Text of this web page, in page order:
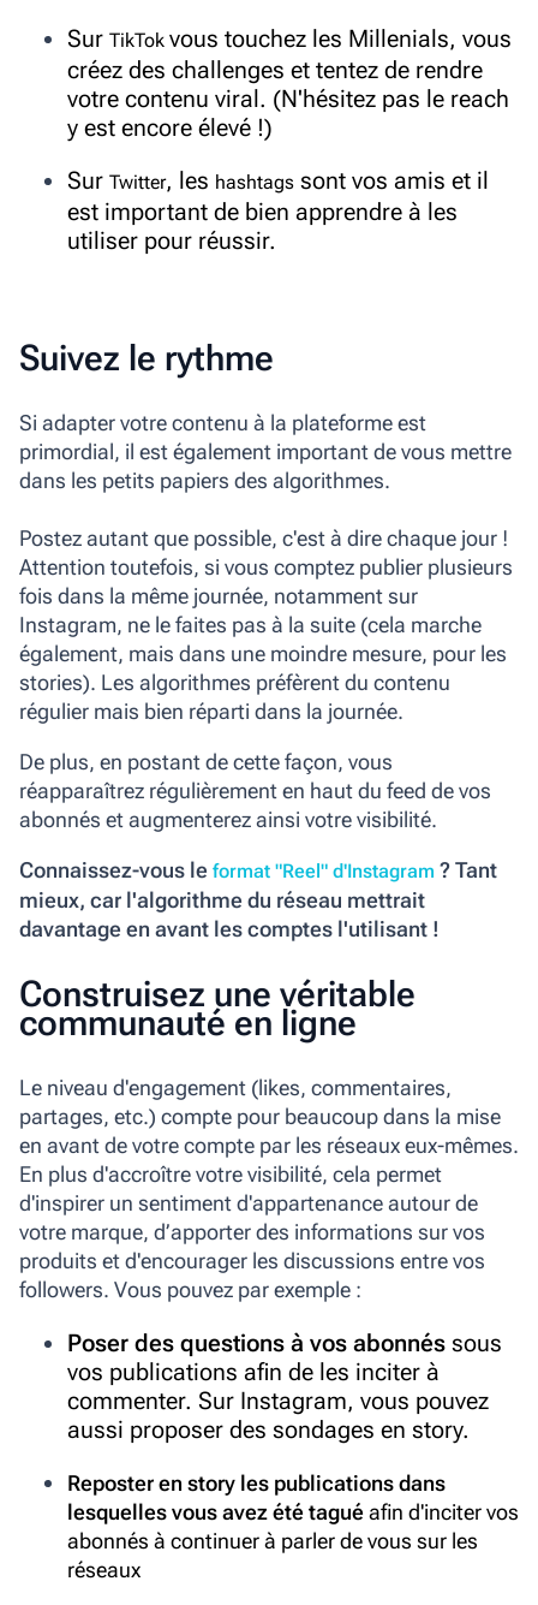
Sur TikTok vous touchez les Millenials, vous
créez des challenges et tentez de rendre
votre contenu viral. (N'hésitez pas le reach
y est encore élevé !)
Sur Twitter, les hashtags sont vos amis et il
est important de bien apprendre à les
utiliser pour réussir.
Suivez le rythme
Si adapter votre contenu à la plateforme est
primordial, il est également important de vous mettre
dans les petits papiers des algorithmes.
Postez autant que possible, c'est à dire chaque jour !
Attention toutefois, si vous comptez publier plusieurs
fois dans la même journée, notamment sur
Instagram, ne le faites pas à la suite (cela marche
également, mais dans une moindre mesure, pour les
stories). Les algorithmes préfèrent du contenu
régulier mais bien réparti dans la journée.
De plus, en postant de cette façon, vous
réapparaîtrez régulièrement en haut du feed de vos
abonnés et augmenterez ainsi votre visibilité.
Connaissez-vous le format "Reel" d'Instagram ? Tant
mieux, car l'algorithme du réseau mettrait
davantage en avant les comptes l'utilisant !
Construisez une véritable
communauté en ligne
Le niveau d'engagement (likes, commentaires,
partages, etc.) compte pour beaucoup dans la mise
en avant de votre compte par les réseaux eux-mêmes.
En plus d'accroître votre visibilité, cela permet
d'inspirer un sentiment d'appartenance autour de
votre marque, d’apporter des informations sur vos
produits et d'encourager les discussions entre vos
followers. Vous pouvez par exemple :
Poser des questions à vos abonnés sous
vos publications afin de les inciter à
commenter. Sur Instagram, vous pouvez
aussi proposer des sondages en story.
Reposter en story les publications dans
lesquelles vous avez été taguéafin d'inciter vos
abonnés à continuer à parler de vous sur les
réseaux